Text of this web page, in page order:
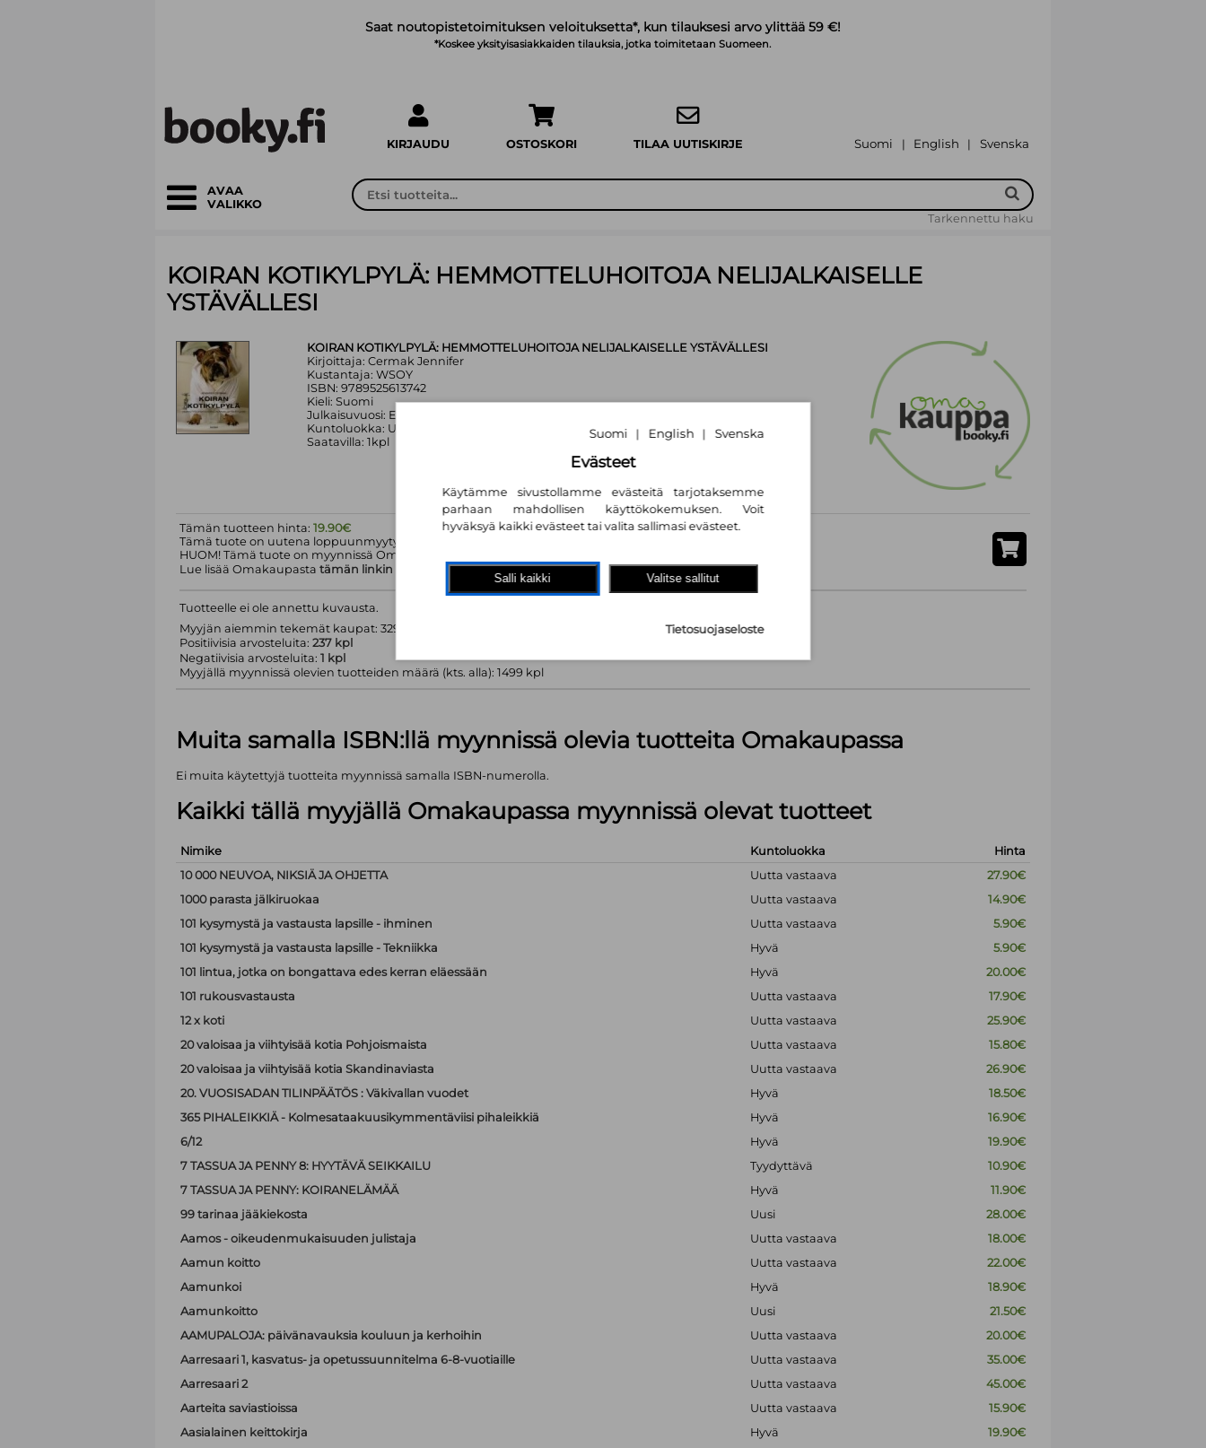
Saat noutopistetoimituksen veloituksetta*, kun tilauksesi arvo ylittää 59 €!
*Koskee yksityisasiakkaiden tilauksia, jotka toimitetaan Suomeen.
KIRJAUDU OSTOSKORI TILAA UUTISKIRJE Suomi | English | Svenska
AVAA
VALIKKO
Tarkennettu haku
KOIRAN KOTIKYLPYLÄ: HEMMOTTELUHOITOJA NELIJALKAISELLE
YSTÄVÄLLESI
KOIRAN KOTIKYLPYLÄ: HEMMOTTELUHOITOJA NELIJALKAISELLE YSTÄVÄLLESI
Kirjoittaja: Cermak Jennifer
Kustantaja: WSOY
ISBN: 9789525613742
Kieli: Suomi
Julkaisuvuosi: Ei tiedossa
Kuntoluokka: Uutta vastaava
Saatavilla: 1kpl
Tämän tuotteen hinta: 19.90€
Tämä tuote on uutena loppuunmyyty.
HUOM! Tämä tuote on myynnissä Omakaupassa
Lue lisää Omakaupasta tämän linkin
Tuotteelle ei ole annettu kuvausta.
Myyjän aiemmin tekemät kaupat: 329 kpl
Positiivisia arvosteluita: 237 kpl
Negatiivisia arvosteluita: 1 kpl
Myyjällä myynnissä olevien tuotteiden määrä (kts. alla): 1499 kpl
Muita samalla ISBN:llä myynnissä olevia tuotteita Omakaupassa
Ei muita käytettyjä tuotteita myynnissä samalla ISBN-numerolla.
Kaikki tällä myyjällä Omakaupassa myynnissä olevat tuotteet
Nimike Kuntoluokka
Hinta
10 000 NEUVOA, NIKSIÄ JA OHJETTA
Uutta vastaava
27.90€
1000 parasta jälkiruokaa
Uutta vastaava
14.90€
101 kysymystä ja vastausta lapsille - ihminen
Uutta vastaava
5.90€
101 kysymystä ja vastausta lapsille - Tekniikka
Hyvä
5.90€
101 lintua, jotka on bongattava edes kerran eläessään
Hyvä
20.00€
101 rukousvastausta
Uutta vastaava
17.90€
12 x koti
Uutta vastaava
25.90€
20 valoisaa ja viihtyisää kotia Pohjoismaista
Uutta vastaava
15.80€
20 valoisaa ja viihtyisää kotia Skandinaviasta
Uutta vastaava
26.90€
20. VUOSISADAN TILINPÄÄTÖS : Väkivallan vuodet
Hyvä
18.50€
365 PIHALEIKKIÄ - Kolmesataakuusikymmentäviisi pihaleikkiä
Hyvä
16.90€
6/12
Hyvä
19.90€
7 TASSUA JA PENNY 8: HYYTÄVÄ SEIKKAILU
Tyydyttävä
10.90€
7 TASSUA JA PENNY: KOIRANELÄMÄÄ
Hyvä
11.90€
99 tarinaa jääkiekosta
Uusi
28.00€
Aamos - oikeudenmukaisuuden julistaja
Uutta vastaava
18.00€
Aamun koitto
Uutta vastaava
22.00€
Aamunkoi
Hyvä
18.90€
Aamunkoitto
Uusi
21.50€
AAMUPALOJA: päivänavauksia kouluun ja kerhoihin
Uutta vastaava
20.00€
Aarresaari 1, kasvatus- ja opetussuunnitelma 6-8-vuotiaille
Uutta vastaava
35.00€
Aarresaari 2
Uutta vastaava
45.00€
Aarteita saviastioissa
Uutta vastaava
15.90€
Aasialainen keittokirja
Hyvä
19.90€
Suomi | English | Svenska
Evästeet
Käytämme sivustollamme evästeitä tarjotaksemme
parhaan mahdollisen käyttökokemuksen. Voit
hyväksyä kaikki evästeet tai valita sallimasi evästeet.
Salli kaikki Valitse sallitut
Tietosuojaseloste